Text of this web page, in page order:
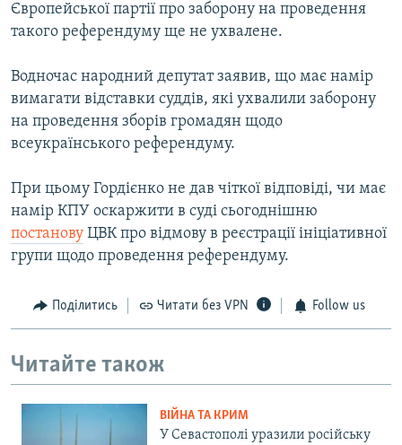
Європейської партії про заборону на проведення
такого референдуму ще не ухвалене.
Водночас народний депутат заявив, що має намір
вимагати відставки суддів, які ухвалили заборону
на проведення зборів громадян щодо
всеукраїнського референдуму.
При цьому Гордієнко не дав чіткої відповіді, чи має
намір КПУ оскаржити в суді сьогоднішню
постанову ЦВК про відмову в реєстрації ініціативної
групи щодо проведення референдуму.
Поділитись Читати без VPN Follow us
Читайте також
ВІЙНА ТА КРИМ
У Севастополі уразили російську